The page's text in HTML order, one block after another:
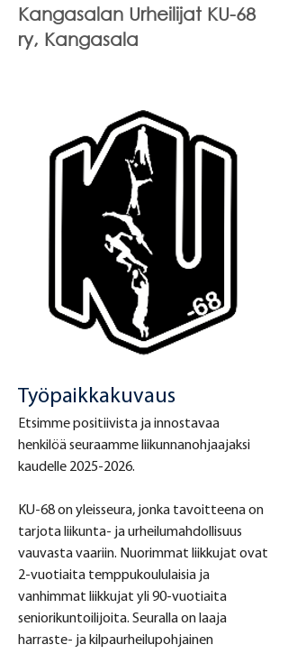
Kangasalan Urheilijat KU-68
ry, Kangasala
Työpaikkakuvaus
Etsimme positiivista ja innostavaa
henkilöä seuraamme liikunnanohjaajaksi
kaudelle 2025-2026.
KU-68 on yleisseura, jonka tavoitteena on
tarjota liikunta- ja urheilumahdollisuus
vauvasta vaariin. Nuorimmat liikkujat ovat
2-vuotiaita temppukoululaisia ja
vanhimmat liikkujat yli 90-vuotiaita
seniorikuntoilijoita. Seuralla on laaja
harraste- ja kilpaurheilupohjainen